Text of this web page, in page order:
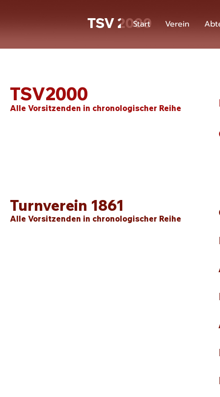
TSV 2000
Start Verein
TSV2000
Alle Vorsitzenden in chronologischer Reihe
Turnverein 1861
Alle Vorsitzenden in chronologischer Reihe